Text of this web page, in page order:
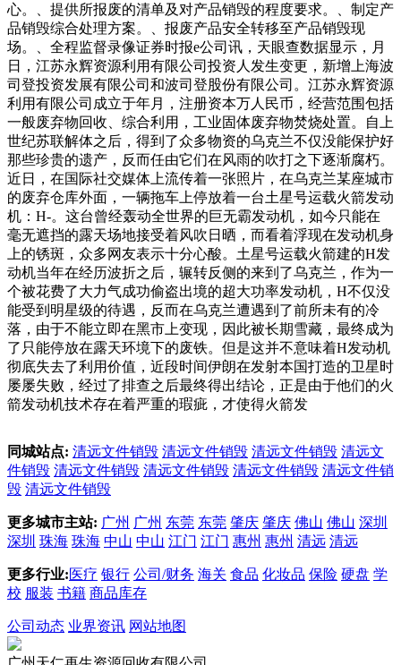
心。、提供所报废的清单及对产品销毁的程度要求。、制定产
品销毁综合处理方案。、报废产品安全转移至产品销毁现
场。、全程监督录像证券时报e公司讯，天眼查数据显示，月
日，江苏永辉资源利用有限公司投资人发生变更，新增上海波
司登投资发展有限公司和波司登股份有限公司。江苏永辉资源
利用有限公司成立于年月，注册资本万人民币，经营范围包括
一般废弃物回收、综合利用，工业固体废弃物焚烧处置。自上
世纪苏联解体之后，得到了众多物资的乌克兰不仅没能保护好
那些珍贵的遗产，反而任由它们在风雨的吹打之下逐渐腐朽。
近日，在国际社交媒体上流传着一张照片，在乌克兰某座城市
的废弃仓库外面，一辆拖车上停放着一台土星号运载火箭发动
机：H-。这台曾经轰动全世界的巨无霸发动机，如今只能在
毫无遮挡的露天场地接受着风吹日晒，而看着浮现在发动机身
上的锈斑，众多网友表示十分心酸。土星号运载火箭建的H发
动机当年在经历波折之后，辗转反侧的来到了乌克兰，作为一
个被花费了大力气成功偷盗出境的超大功率发动机，H不仅没
能受到明星级的待遇，反而在乌克兰遭遇到了前所未有的冷
落，由于不能立即在黑市上变现，因此被长期雪藏，最终成为
了只能停放在露天环境下的废铁。但是这并不意味着H发动机
彻底失去了利用价值，近段时间伊朗在发射本国打造的卫星时
屡屡失败，经过了排查之后最终得出结论，正是由于他们的火
箭发动机技术存在着严重的瑕疵，才使得火箭发
同城站点: 清远文件销毁 清远文件销毁 清远文件销毁 清远文
件销毁 清远文件销毁 清远文件销毁 清远文件销毁 清远文件销
毁 清远文件销毁
更多城市主站: 广州 广州 东莞 东莞 肇庆 肇庆 佛山 佛山 深圳
深圳 珠海 珠海 中山 中山 江门 江门 惠州 惠州 清远 清远
更多行业:医疗 银行 公司/财务 海关 食品 化妆品 保险 硬盘 学
校 服装 书籍 商品库存
公司动态 业界资讯 网站地图